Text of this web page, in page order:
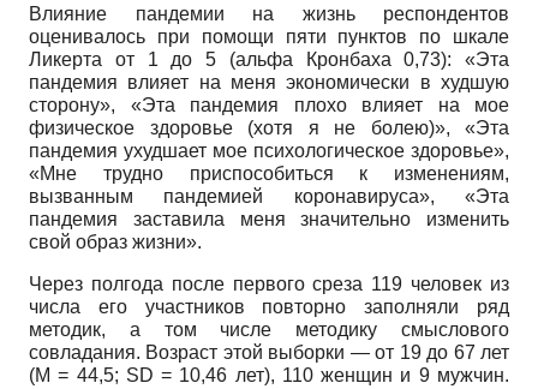
Влияние пандемии на жизнь респондентов
оценивалось при помощи пяти пунктов по шкале
Ликерта от 1 до 5 (альфа Кронбаха 0,73): «Эта
пандемия влияет на меня экономически в худшую
сторону», «Эта пандемия плохо влияет на мое
физическое здоровье (хотя я не болею)», «Эта
пандемия ухудшает мое психологическое здоровье»,
«Мне трудно приспособиться к изменениям,
вызванным пандемией коронавируса», «Эта
пандемия заставила меня значительно изменить
свой образ жизни».
Через полгода после первого среза 119 человек из
числа его участников повторно заполняли ряд
методик, а том числе методику смыслового
совладания. Возраст этой выборки — от 19 до 67 лет
(M = 44,5; SD = 10,46 лет), 110 женщин и 9 мужчин.